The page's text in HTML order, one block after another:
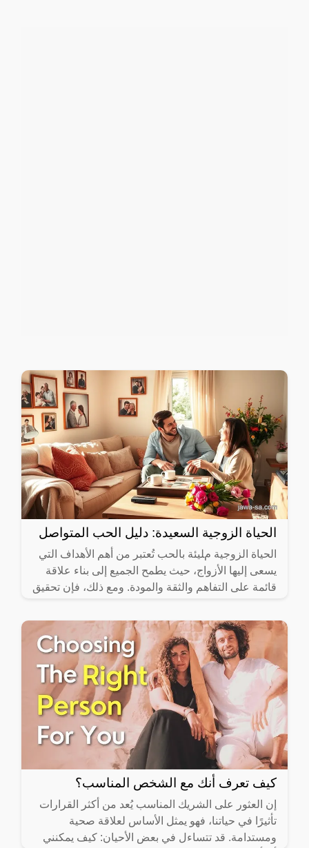
الحياة الزوجية السعيدة: دليل الحب المتواصل
الحياة الزوجية مليئة بالحب تُعتبر من أهم الأهداف التي
يسعى إليها الأزواج، حيث يطمح الجميع إلى بناء علاقة
قائمة على التفاهم والثقة والمودة. ومع ذلك، فإن تحقيق
كيف تعرف أنك مع الشخص المناسب؟
إن العثور على الشريك المناسب يُعد من أكثر القرارات
تأثيرًا في حياتنا، فهو يمثل الأساس لعلاقة صحية
ومستدامة. قد تتساءل في بعض الأحيان: كيف يمكنني